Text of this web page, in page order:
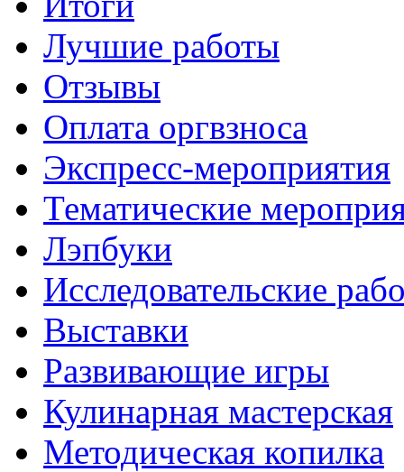
Лучшие работы
Отзывы
Оплата оргвзноса
Экспресс-мероприятия
Тематические
Лэпбуки
Исследовательские
Выставки
Развивающие игры
Кулинарная мастерская
Методическая копилка